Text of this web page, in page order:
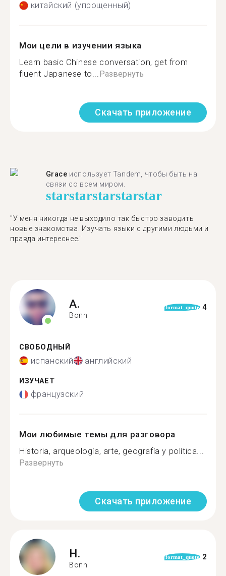
китайский (упрощенный)
Мои цели в изучении языка
Learn basic Chinese conversation, get from
fluent Japanese to...Развернуть
Скачать приложение
Grace использует Tandem, чтобы быть на
связи со всем миром.
starstarstarstarstar
"У меня никогда не выходило так быстро заводить
новые знакомства. Изучать языки с другими людьми и
правда интереснее."
A.
Bonn
format_quote 4
СВОБОДНЫЙ
испанский английский
ИЗУЧАЕТ
французский
Мои любимые темы для разговора
Historia, arqueología, arte, geografía y política...
Развернуть
Скачать приложение
H.
Bonn
format_quote 2